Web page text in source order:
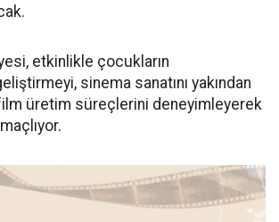
etkinlikle çocukların
geliştirmeyi, sinema sanatını yakından
film üretim süreçlerini deneyimleyerek